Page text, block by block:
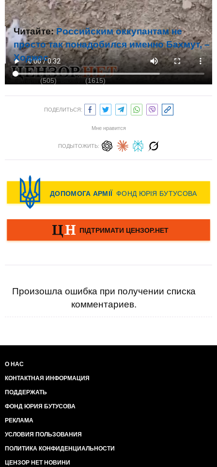
Читайте:Российским оккупантам не
просто так понадобился именно Бахмут, –
Ходжес
снайперы(505) Бахмут(1615)
ПОДЕЛИТЬСЯ:
Мне нравится
ПОДЫТОЖИТЬ:
Произошла ошибка при получении списка
комментариев.
О НАС
КОНТАКТНАЯ ИНФОРМАЦИЯ
ПОДДЕРЖАТЬ
ФОНД ЮРИЯ БУТУСОВА
РЕКЛАМА
УСЛОВИЯ ПОЛЬЗОВАНИЯ
ПОЛИТИКА КОНФИДЕНЦИАЛЬНОСТИ
ЦЕНЗОР НЕТ НОВИНИ